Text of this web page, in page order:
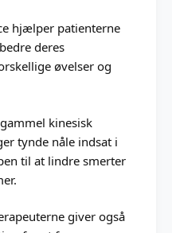
hjælper patienterne
deres
øvelser og
kinesisk
tynde nåle indsat i
til at lindre smerter
giver også